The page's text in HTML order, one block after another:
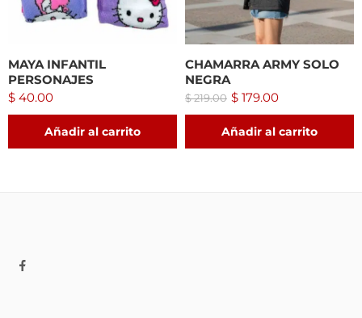
MAYA INFANTIL
PERSONAJES
$ 40.00
Añadir al carrito
CHAMARRA ARMY SOLO
NEGRA
$219.00 $ 179.00
Añadir al carrito